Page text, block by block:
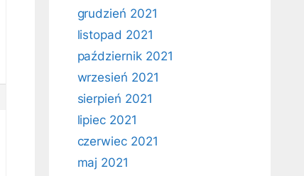
grudzień 2021
listopad 2021
październik 2021
wrzesień 2021
sierpień 2021
lipiec 2021
czerwiec 2021
maj 2021